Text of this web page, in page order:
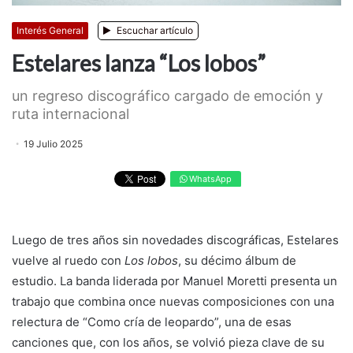
Interés General Escuchar artículo
Estelares lanza “Los lobos”
un regreso discográfico cargado de emoción y
ruta internacional
19 Julio 2025
WhatsApp
Luego de tres años sin novedades discográficas, Estelares
vuelve al ruedo con Los lobos, su décimo álbum de
estudio. La banda liderada por Manuel Moretti presenta un
trabajo que combina once nuevas composiciones con una
relectura de “Como cría de leopardo”, una de esas
canciones que, con los años, se volvió pieza clave de su